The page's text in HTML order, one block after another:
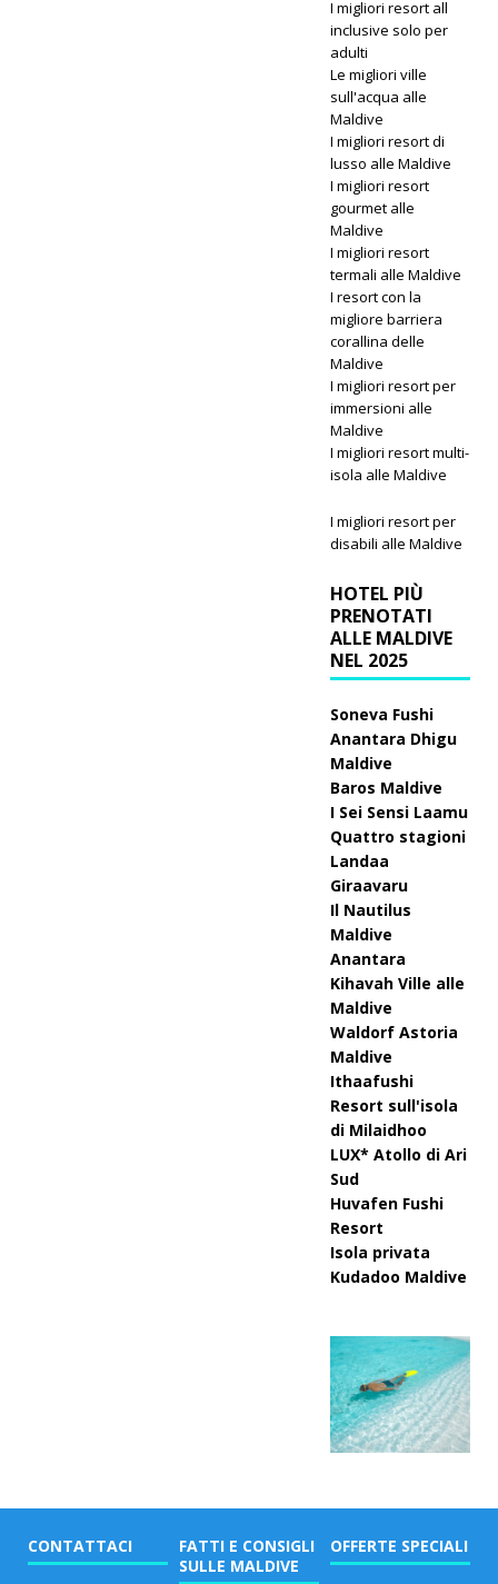
I migliori resort all
inclusive solo per
adulti
Le migliori ville
sull'acqua alle
Maldive
I migliori resort di
lusso alle Maldive
I migliori resort
gourmet alle
Maldive
I migliori resort
termali alle Maldive
I resort con la
migliore barriera
corallina delle
Maldive
I migliori resort per
immersioni alle
Maldive
I migliori resort multi-
isola alle Maldive
I migliori resort per
disabili alle Maldive
HOTEL PIÙ
PRENOTATI
ALLE MALDIVE
NEL 2025
Soneva Fushi
Anantara Dhigu
Maldive
Baros Maldive
I Sei Sensi Laamu
Quattro stagioni
Landaa
Giraavaru
Il Nautilus
Maldive
Anantara
Kihavah Ville alle
Maldive
Waldorf Astoria
Maldive
Ithaafushi
Resort sull'isola
di Milaidhoo
LUX* Atollo di Ari
Sud
Huvafen Fushi
Resort
Isola privata
Kudadoo Maldive
CONTATTACI
FATTI E CONSIGLI
SULLE MALDIVE
OFFERTE SPECIALI